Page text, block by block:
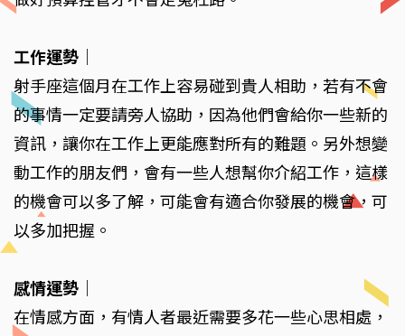
工作運勢
射手座這個月在工作上容易碰到貴人相助，若有不會
的事情一定要請旁人協助，因為他們會給你一些新的
資訊，讓你在工作上更能應對所有的難題。另外想變
動工作的朋友們，會有一些人想幫你介紹工作，這樣
的機會可以多了解，可能會有適合你發展的機會，可
以多加把握。
感情運勢
在情感方面，有情人者最近需要多花一些心思相處，